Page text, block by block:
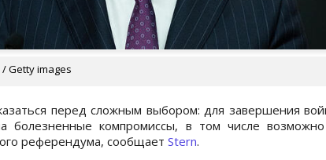
Getty images
перед сложным выбором: для завершения
болезненные компромиссы, в том числе
референдума, сообщает Stern.